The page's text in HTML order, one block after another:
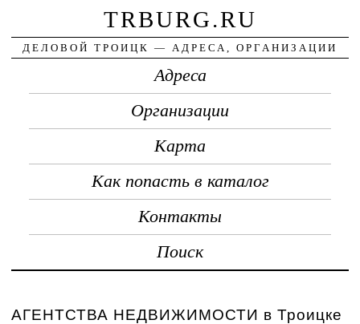
TRBURG.RU
ДЕЛОВОЙ ТРОИЦК — АДРЕСА, ОРГАНИЗАЦИИ
Адреса
Организации
Карта
Как попасть в каталог
Контакты
Поиск
АГЕНТСТВА НЕДВИЖИМОСТИ в Троицке